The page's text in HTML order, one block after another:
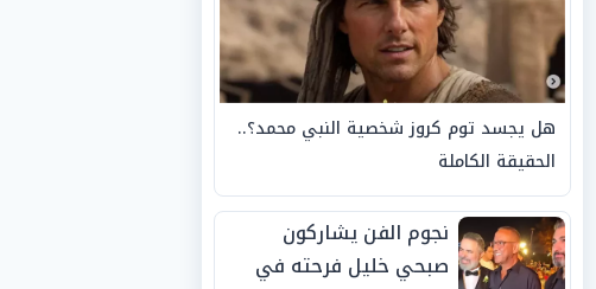
هل يجسد توم كروز شخصية النبي محمد؟..
الحقيقة الكاملة
نجوم الفن يشاركون
صبحي خليل فرحته في